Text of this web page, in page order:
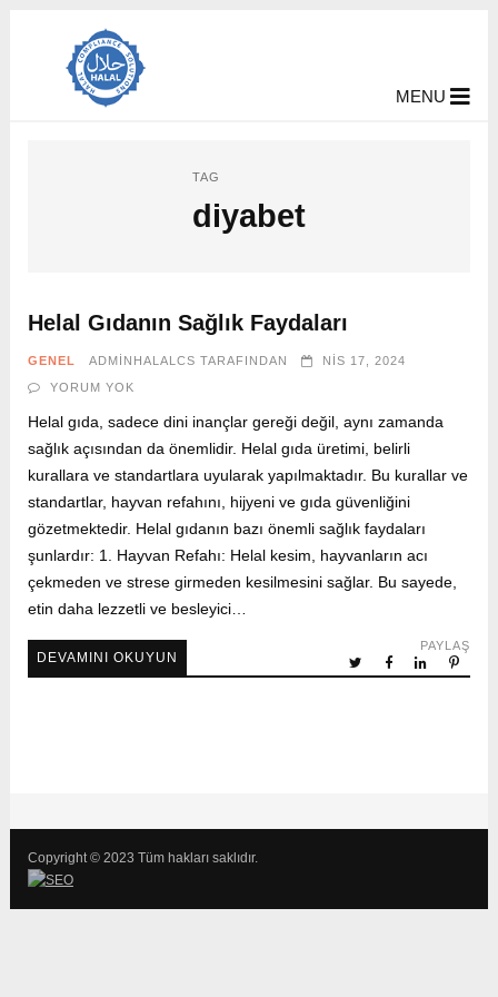
MENU
TAG
diyabet
Helal Gıdanın Sağlık Faydaları
GENEL ADMINHALALCS TARAFINDAN
NIS 17, 2024
YORUM YOK
Helal gıda, sadece dini inançlar gereği değil, aynı zamanda
sağlık açısından da önemlidir. Helal gıda üretimi, belirli
kurallara ve standartlara uyularak yapılmaktadır. Bu kurallar ve
standartlar, hayvan refahını, hijyeni ve gıda güvenliğini
gözetmektedir. Helal gıdanın bazı önemli sağlık faydaları
şunlardır: 1. Hayvan Refahı: Helal kesim, hayvanların acı
çekmeden ve strese girmeden kesilmesini sağlar. Bu sayede,
etin daha lezzetli ve besleyici…
DEVAMINI OKUYUN
PAYLAŞ
Copyright © 2023 Tüm hakları saklıdır.